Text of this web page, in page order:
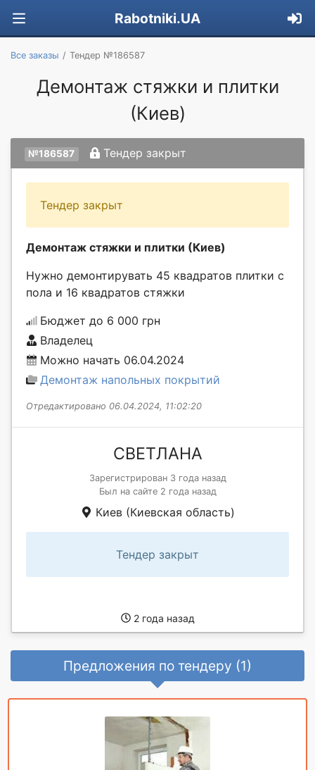
Rabotniki.UA
Все заказы Тендер №186587
Демонтаж стяжки и плитки
(Киев)
№186587 Тендер закрыт
Тендер закрыт
Демонтаж стяжки и плитки (Киев)
Нужно демонтирувать 45 квадратов плитки с
пола и 16 квадратов стяжки
Бюджет до 6 000 грн
Владелец
Можно начать 06.04.2024
Демонтаж напольных покрытий
Отредактировано 06.04.2024, 11:02:20
СВЕТЛАНА
Зарегистрирован 3 года назад
Был на сайте 2 года назад
Киев (Киевская область)
Тендер закрыт
2 года назад
Предложения по тендеру (1)